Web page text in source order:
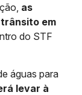
as
em
do STF
águas para
levar à